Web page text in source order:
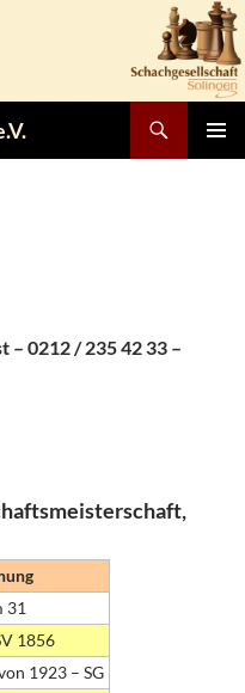
– 0212 / 235 42 33 –
31
1856
1923 – SG